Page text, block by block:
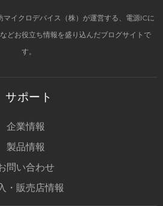
マイクロデバイス（株）が運営する、電源ICに
どお役立ち情報を盛り込んだブログサイトで
す。
サポート
企業情報
製品情報
問い合わせ
・販売店情報